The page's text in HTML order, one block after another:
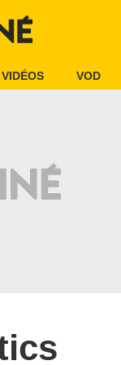
VIDÉOS VOD